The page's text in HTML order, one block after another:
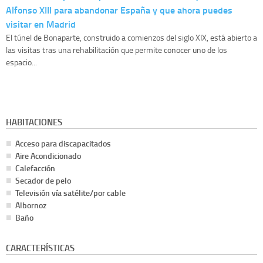
Alfonso XIII para abandonar España y que ahora puedes
visitar en Madrid
El túnel de Bonaparte, construido a comienzos del siglo XIX, está abierto a
las visitas tras una rehabilitación que permite conocer uno de los
espacio...
HABITACIONES
Acceso para discapacitados
Aire Acondicionado
Calefacción
Secador de pelo
Televisión vía satélite/por cable
Albornoz
Baño
CARACTERÍSTICAS